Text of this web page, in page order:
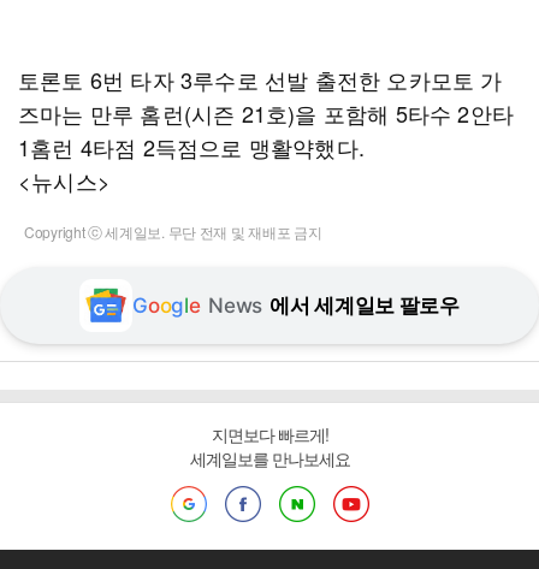
토론토 6번 타자 3루수로 선발 출전한 오카모토 가
즈마는 만루 홈런(시즌 21호)을 포함해 5타수 2안타
1홈런 4타점 2득점으로 맹활약했다.
<뉴시스>
Copyright ⓒ 세계일보. 무단 전재 및 재배포 금지
Google News 에서 세계일보 팔로우
지면보다 빠르게!
세계일보를 만나보세요